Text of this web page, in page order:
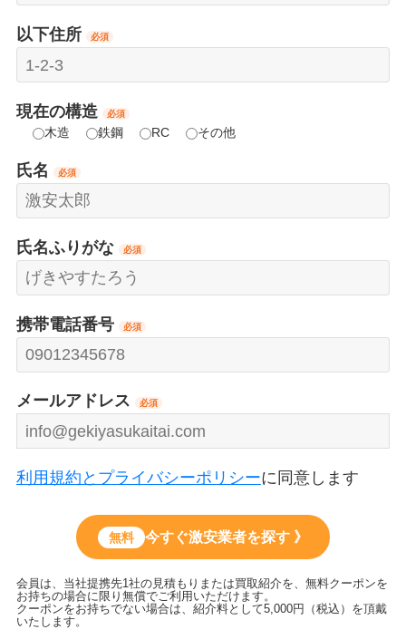
以下住所 必須
現在の構造 必須
木造 鉄鋼 RC その他
氏名 必須
氏名ふりがな 必須
携帯電話番号 必須
メールアドレス 必須
利用規約とプライバシーポリシーに同意します
無料 今すぐ激安業者を探す 》
会員は、当社提携先1社の見積もりまたは買取紹介を、無料クーポンを
お持ちの場合に限り無償でご利用いただけます。
クーポンをお持ちでない場合は、紹介料として5,000円（税込）を頂戴
いたします。